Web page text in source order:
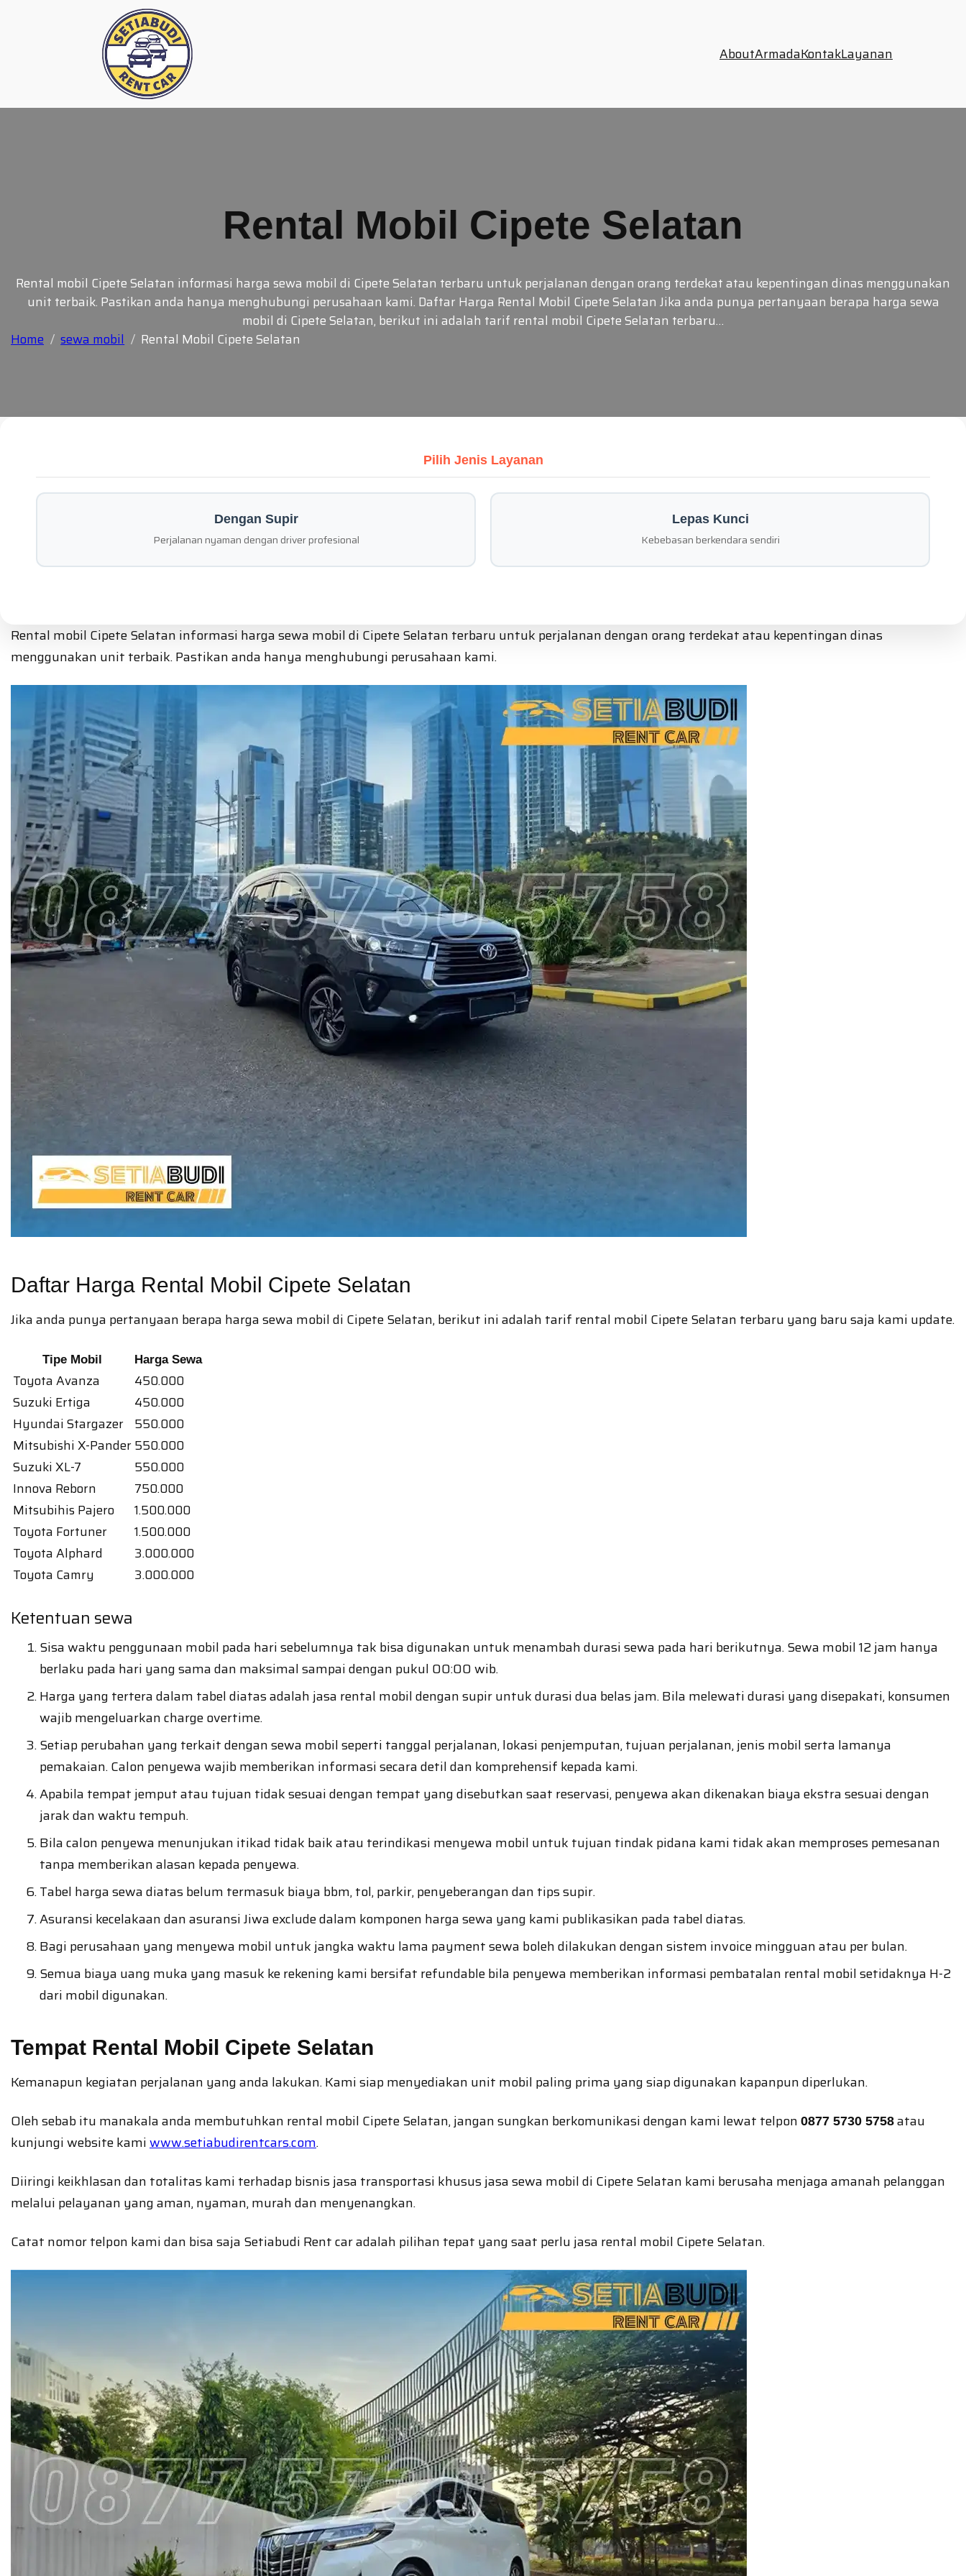
AboutArmadaKontakLayanan
Rental Mobil Cipete Selatan
Rental mobil Cipete Selatan informasi harga sewa mobil di Cipete Selatan terbaru untuk perjalanan dengan orang terdekat atau kepentingan dinas menggunakan
unit terbaik. Pastikan anda hanya menghubungi perusahaan kami. Daftar Harga Rental Mobil Cipete Selatan Jika anda punya pertanyaan berapa harga sewa
mobil di Cipete Selatan, berikut ini adalah tarif rental mobil Cipete Selatan terbaru…
Home
sewa mobil Rental Mobil Cipete Selatan
Pilih Jenis Layanan
Dengan Supir
Perjalanan nyaman dengan driver profesional
Lepas Kunci
Kebebasan berkendara sendiri
Rental mobil Cipete Selatan informasi harga sewa mobil di Cipete Selatan terbaru untuk perjalanan dengan orang terdekat atau kepentingan dinas
menggunakan unit terbaik. Pastikan anda hanya menghubungi perusahaan kami.
Daftar Harga Rental Mobil Cipete Selatan
Jika anda punya pertanyaan berapa harga sewa mobil di Cipete Selatan, berikut ini adalah tarif rental mobil Cipete Selatan terbaru yang baru saja kami update.
Tipe Mobil Harga Sewa
Toyota Avanza
450.000
Suzuki Ertiga
450.000
Hyundai Stargazer 550.000
Mitsubishi X-Pander550.000
Suzuki XL-7
550.000
Innova Reborn
750.000
Mitsubihis Pajero
1.500.000
Toyota Fortuner
1.500.000
Toyota Alphard
3.000.000
Toyota Camry
3.000.000
Ketentuan sewa
Sisa waktu penggunaan mobil pada hari sebelumnya tak bisa digunakan untuk menambah durasi sewa pada hari berikutnya. Sewa mobil 12 jam hanya
berlaku pada hari yang sama dan maksimal sampai dengan pukul 00:00 wib.
Harga yang tertera dalam tabel diatas adalah jasa rental mobil dengan supir untuk durasi dua belas jam. Bila melewati durasi yang disepakati, konsumen
wajib mengeluarkan charge overtime.
Setiap perubahan yang terkait dengan sewa mobil seperti tanggal perjalanan, lokasi penjemputan, tujuan perjalanan, jenis mobil serta lamanya
pemakaian. Calon penyewa wajib memberikan informasi secara detil dan komprehensif kepada kami.
Apabila tempat jemput atau tujuan tidak sesuai dengan tempat yang disebutkan saat reservasi, penyewa akan dikenakan biaya ekstra sesuai dengan
jarak dan waktu tempuh.
Bila calon penyewa menunjukan itikad tidak baik atau terindikasi menyewa mobil untuk tujuan tindak pidana kami tidak akan memproses pemesanan
tanpa memberikan alasan kepada penyewa.
Tabel harga sewa diatas belum termasuk biaya bbm, tol, parkir, penyeberangan dan tips supir.
Asuransi kecelakaan dan asuransi Jiwa exclude dalam komponen harga sewa yang kami publikasikan pada tabel diatas.
Bagi perusahaan yang menyewa mobil untuk jangka waktu lama payment sewa boleh dilakukan dengan sistem invoice mingguan atau per bulan.
Semua biaya uang muka yang masuk ke rekening kami bersifat refundable bila penyewa memberikan informasi pembatalan rental mobil setidaknya H-2
dari mobil digunakan.
Tempat Rental Mobil Cipete Selatan
Kemanapun kegiatan perjalanan yang anda lakukan. Kami siap menyediakan unit mobil paling prima yang siap digunakan kapanpun diperlukan.
Oleh sebab itu manakala anda membutuhkan rental mobil Cipete Selatan, jangan sungkan berkomunikasi dengan kami lewat telpon 0877 5730 5758 atau
kunjungi website kamiwww.setiabudirentcars.com.
Diiringi keikhlasan dan totalitas kami terhadap bisnis jasa transportasi khusus jasa sewa mobil di Cipete Selatan kami berusaha menjaga amanah pelanggan
melalui pelayanan yang aman, nyaman, murah dan menyenangkan.
Catat nomor telpon kami dan bisa saja Setiabudi Rent car adalah pilihan tepat yang saat perlu jasa rental mobil Cipete Selatan.